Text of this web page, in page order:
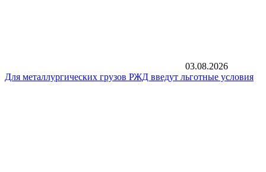
03.08.2026
Для металлургических грузов РЖД введут льготные условия